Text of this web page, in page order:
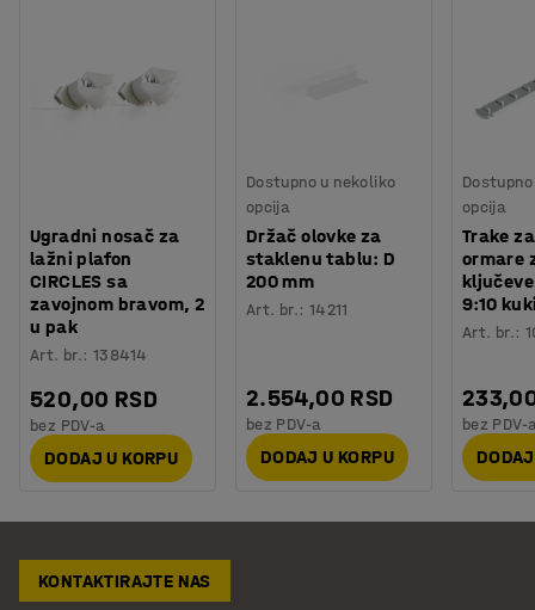
Ugradni nosač za
lažni plafon
CIRCLES sa
zavojnom bravom, 2
u pak
Art. br.:138414
520,00 RSD
bez PDV-a
DODAJ U KORPU
Dostupno u nekoliko
opcija
Držač olovke za
staklenu tablu: D
200 mm
Art. br.: 14211
2.554,00 RSD
bez PDV-a
DODAJ U KORPU
opcija
Trake
ormare
9:10
Art. br.:
bez PDV-
KONTAKTIRAJTE NAS